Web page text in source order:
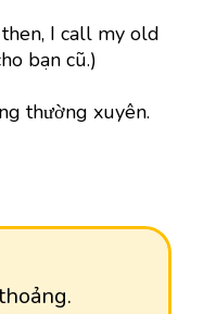
I call my old
bạn cũ.)
thường xuyên.